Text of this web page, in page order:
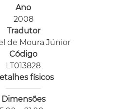
Ano
2008
Tradutor
de Moura Júnior
Código
LT013828
físicos
Dimensões